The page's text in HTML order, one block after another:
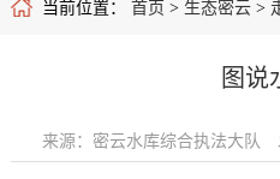
当前位置： 首页 > 生态密云>
图说
来源：密云水库综合执法大队